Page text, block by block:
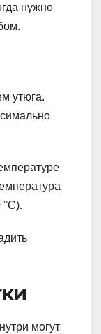
нужно
утюга.
°С).
могут